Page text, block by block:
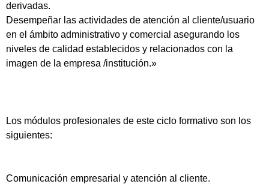
derivadas.
Desempeñar las actividades de atención al cliente/usuario
en el ámbito administrativo y comercial asegurando los
niveles de calidad establecidos y relacionados con la
imagen de la empresa /institución.»
Los módulos profesionales de este ciclo formativo son los
siguientes:
Comunicación empresarial y atención al cliente.